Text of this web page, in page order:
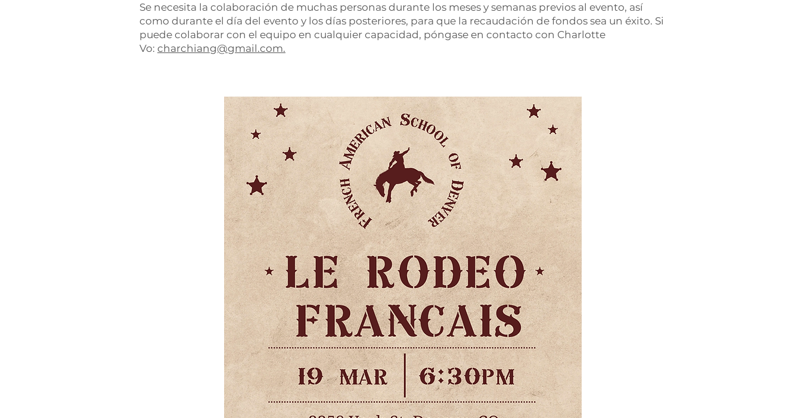
Se necesita la colaboración de muchas personas durante los meses y semanas previos al evento, así
como durante el día del evento y los días posteriores, para que la recaudación de fondos sea un éxito. Si
puede colaborar con el equipo en cualquier capacidad, póngase en contacto con Charlotte
Vo: charchiang@gmail.com.